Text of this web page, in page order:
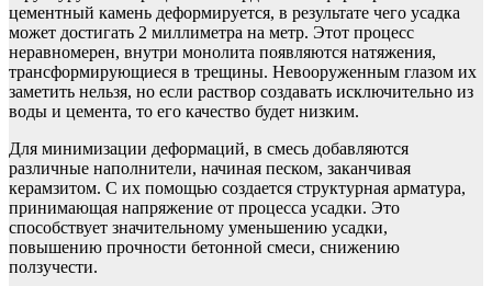
цементный камень деформируется, в результате чего усадка
может достигать 2 миллиметра на метр. Этот процесс
неравномерен, внутри монолита появляются натяжения,
трансформирующиеся в трещины. Невооруженным глазом их
заметить нельзя, но если раствор создавать исключительно из
воды и цемента, то его качество будет низким.
Для минимизации деформаций, в смесь добавляются
различные наполнители, начиная песком, заканчивая
керамзитом. С их помощью создается структурная арматура,
принимающая напряжение от процесса усадки. Это
способствует значительному уменьшению усадки,
повышению прочности бетонной смеси, снижению
ползучести.